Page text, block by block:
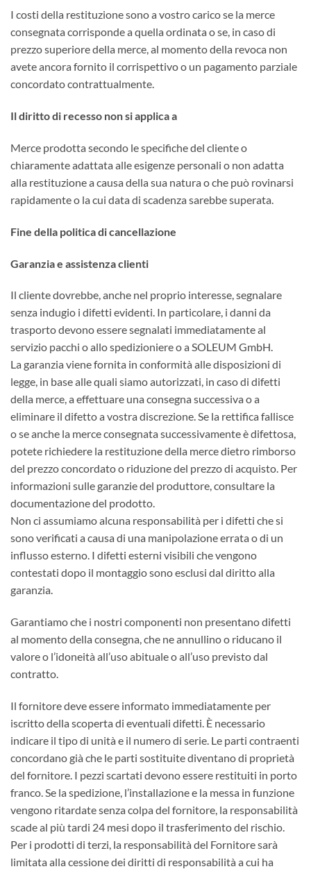
I costi della restituzione sono a vostro carico se la merce
consegnata corrisponde a quella ordinata o se, in caso di
prezzo superiore della merce, al momento della revoca non
avete ancora fornito il corrispettivo o un pagamento parziale
concordato contrattualmente.
Il diritto di recesso non si applica a
Merce prodotta secondo le specifiche del cliente o
chiaramente adattata alle esigenze personali o non adatta
alla restituzione a causa della sua natura o che può rovinarsi
rapidamente o la cui data di scadenza sarebbe superata.
Fine della politica di cancellazione
Garanzia e assistenza clienti
Il cliente dovrebbe, anche nel proprio interesse, segnalare
senza indugio i difetti evidenti. In particolare, i danni da
trasporto devono essere segnalati immediatamente al
servizio pacchi o allo spedizioniere o a SOLEUM GmbH.
La garanzia viene fornita in conformità alle disposizioni di
legge, in base alle quali siamo autorizzati, in caso di difetti
della merce, a effettuare una consegna successiva o a
eliminare il difetto a vostra discrezione. Se la rettifica fallisce
o se anche la merce consegnata successivamente è difettosa,
potete richiedere la restituzione della merce dietro rimborso
del prezzo concordato o riduzione del prezzo di acquisto. Per
informazioni sulle garanzie del produttore, consultare la
documentazione del prodotto.
Non ci assumiamo alcuna responsabilità per i difetti che si
sono verificati a causa di una manipolazione errata o di un
influsso esterno. I difetti esterni visibili che vengono
contestati dopo il montaggio sono esclusi dal diritto alla
garanzia.
Garantiamo che i nostri componenti non presentano difetti
al momento della consegna, che ne annullino o riducano il
valore o l’idoneità all’uso abituale o all’uso previsto dal
contratto.
Il fornitore deve essere informato immediatamente per
iscritto della scoperta di eventuali difetti. È necessario
indicare il tipo di unità e il numero di serie. Le parti contraenti
concordano già che le parti sostituite diventano di proprietà
del fornitore. I pezzi scartati devono essere restituiti in porto
franco. Se la spedizione, l’installazione e la messa in funzione
vengono ritardate senza colpa del fornitore, la responsabilità
scade al più tardi 24 mesi dopo il trasferimento del rischio.
Per i prodotti di terzi, la responsabilità del Fornitore sarà
limitata alla cessione dei diritti di responsabilità a cui ha